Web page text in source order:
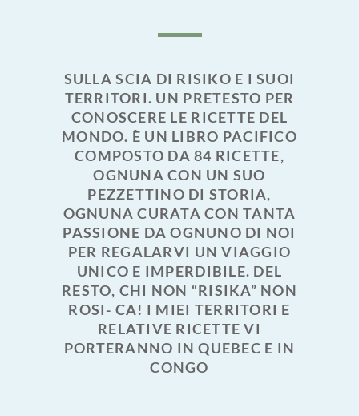
SULLA SCIA DI RISIKO E I SUOI
TERRITORI. UN PRETESTO PER
CONOSCERE LE RICETTE DEL
MONDO. È UN LIBRO PACIFICO
COMPOSTO DA 84 RICETTE,
OGNUNA CON UN SUO
PEZZETTINO DI STORIA,
OGNUNA CURATA CON TANTA
PASSIONE DA OGNUNO DI NOI
PER REGALARVI UN VIAGGIO
UNICO E IMPERDIBILE. DEL
RESTO, CHI NON “RISIKA” NON
ROSI- CA! I MIEI TERRITORI E
RELATIVE RICETTE VI
PORTERANNO IN QUEBEC E IN
CONGO